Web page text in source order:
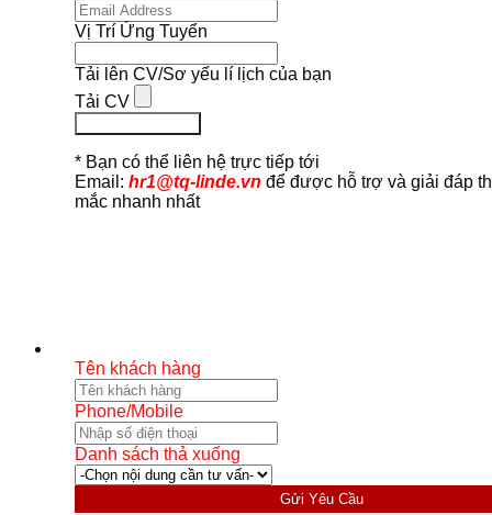
Vị Trí Ứng Tuyển
Tải lên CV/Sơ yếu lí lịch của bạn
Tải CV
* Bạn có thể liên hệ trực tiếp tới
Email: hr1@tq-linde.vn để được hỗ trợ và giải đáp
mắc nhanh nhất
Tên khách hàng
Phone/Mobile
Danh sách thả xuống
Gửi Yêu Cầu